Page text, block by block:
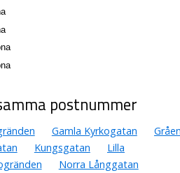
postnummer
Gamla Kyrkogatan
Kungsgatan
Lilla
Norra Långgatan